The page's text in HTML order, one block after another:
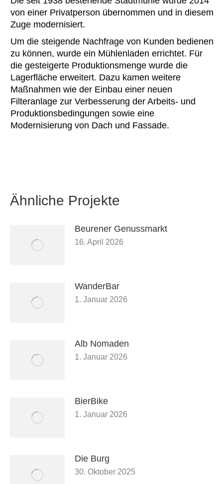
von einer Privatperson übernommen und in diesem
Zuge modernisiert.
Um die steigende Nachfrage von Kunden bedienen
zu können, wurde ein Mühlenladen errichtet. Für
die gesteigerte Produktionsmenge wurde die
Lagerfläche erweitert. Dazu kamen weitere
Maßnahmen wie der Einbau einer neuen
Filteranlage zur Verbesserung der Arbeits- und
Produktionsbedingungen sowie eine
Modernisierung von Dach und Fassade.
Ähnliche Projekte
Beurener Genussmarkt
16. April 2026
WanderBar
1. Januar 2026
Alb Nomaden
1. Januar 2026
BierBike
1. Januar 2026
Die Burg
30. Oktober 2025